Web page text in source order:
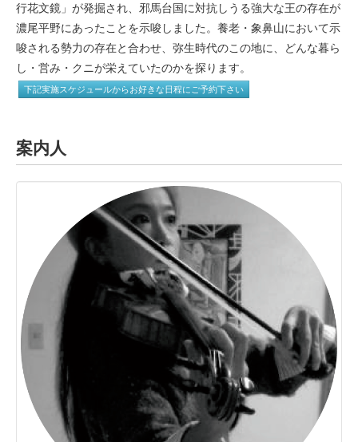
行花文鏡」が発掘され、邪馬台国に対抗しうる強大な王の存在が
濃尾平野にあったことを示唆しました。養老・象鼻山において示
唆される勢力の存在と合わせ、弥生時代のこの地に、どんな暮ら
し・営み・クニが栄えていたのかを探ります。
下記実施スケジュールからお好きな日程にご予約下さい
案内人